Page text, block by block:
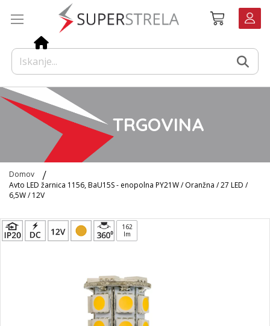
Košarica
TRGOVINA
Domov
Avto LED žarnica 1156, BaU15S - enopolna PY21W / Oranžna / 27 LED /
6,5W / 12V
Preskoči
na
162
lm